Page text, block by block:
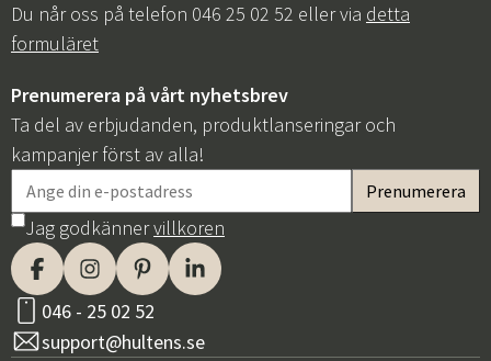
Du når oss på telefon 046 25 02 52 eller via detta
formuläret
Prenumerera på vårt nyhetsbrev
Ta del av erbjudanden, produktlanseringar och
kampanjer först av alla!
Jag godkännervillkoren
046 - 25 02 52
support@hultens.se